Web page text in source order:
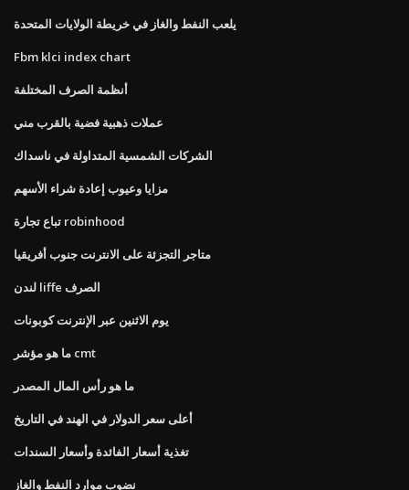
يلعب النفط والغاز في خريطة الولايات المتحدة
Fbm klci index chart
أنظمة الصرف المختلفة
عملات ذهبية فضية بالقرب مني
الشركات الشمسية المتداولة في ناسداك
مزايا وعيوب إعادة شراء الأسهم
تباع تجارة robinhood
متاجر التجزئة على الانترنت جنوب أفريقيا
لندن liffe الصرف
يوم الاثنين عبر الإنترنت كوبونات
ما هو مؤشر cmt
ما هو رأس المال المصدر
أعلى سعر الدولار في الهند في التاريخ
تغذية أسعار الفائدة وأسعار السندات
نضوب موارد النفط والغاز